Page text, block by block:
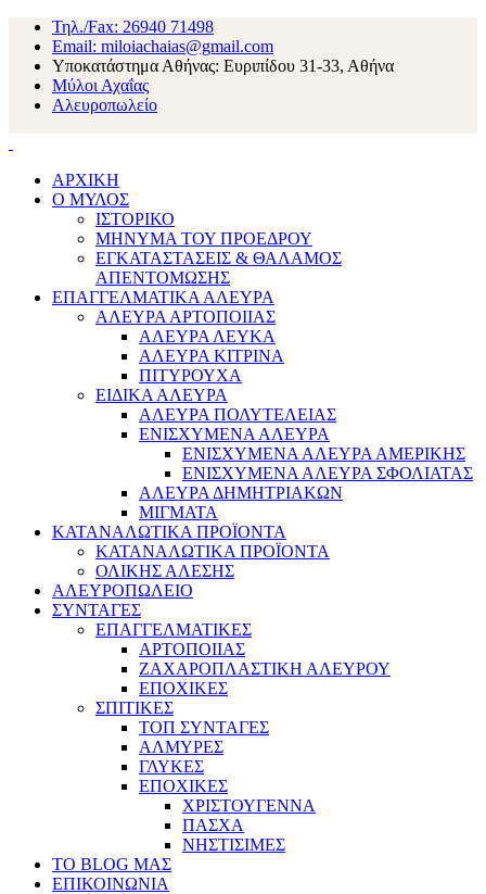
Τηλ./Fax: 26940 71498
Email: miloiachaias@gmail.com
Υποκατάστημα Αθήνας: Ευριπίδου 31-33, Αθήνα
Μύλοι Αχαΐας
Αλευροπωλείο
ΑΡΧΙΚΗ
Ο ΜΥΛΟΣ
ΙΣΤΟΡΙΚΟ
ΜΗΝΥΜΑ ΤΟΥ ΠΡΟΕΔΡΟΥ
ΕΓΚΑΤΑΣΤΑΣΕΙΣ & ΘΑΛΑΜΟΣ
ΑΠΕΝΤΟΜΩΣΗΣ
ΕΠΑΓΓΕΛΜΑΤΙΚΑ ΑΛΕΥΡΑ
ΑΛΕΥΡΑ ΑΡΤΟΠΟΙΙΑΣ
ΑΛΕΥΡΑ ΛΕΥΚΑ
ΑΛΕΥΡΑ ΚΙΤΡΙΝΑ
ΠΙΤΥΡΟΥΧΑ
ΕΙΔΙΚΑ ΑΛΕΥΡΑ
ΑΛΕΥΡΑ ΠΟΛΥΤΕΛΕΙΑΣ
ΕΝΙΣΧΥΜΕΝΑ ΑΛΕΥΡΑ
ΕΝΙΣΧΥΜΕΝΑ ΑΛΕΥΡΑ ΑΜΕΡΙΚΗΣ
ΕΝΙΣΧΥΜΕΝΑ ΑΛΕΥΡΑ ΣΦΟΛΙΑΤΑΣ
ΑΛΕΥΡΑ ΔΗΜΗΤΡΙΑΚΩΝ
ΜΙΓΜΑΤΑ
ΚΑΤΑΝΑΛΩΤΙΚΑ ΠΡΟΪΟΝΤΑ
ΚΑΤΑΝΑΛΩΤΙΚΑ ΠΡΟΪΟΝΤΑ
ΟΛΙΚΗΣ ΑΛΕΣΗΣ
ΑΛΕΥΡΟΠΩΛΕΙΟ
ΣΥΝΤΑΓΕΣ
ΕΠΑΓΓΕΛΜΑΤΙΚΕΣ
ΑΡΤΟΠΟΙΙΑΣ
ΖΑΧΑΡΟΠΛΑΣΤΙΚΗ ΑΛΕΥΡΟΥ
ΕΠΟΧΙΚΕΣ
ΣΠΙΤΙΚΕΣ
ΤΟΠ ΣΥΝΤΑΓΕΣ
ΑΛΜΥΡΕΣ
ΓΛΥΚΕΣ
ΕΠΟΧΙΚΕΣ
ΧΡΙΣΤΟΥΓΕΝΝΑ
ΠΑΣΧΑ
ΝΗΣΤΙΣΙΜΕΣ
ΤΟ BLOG ΜΑΣ
ΕΠΙΚΟΙΝΩΝΙΑ